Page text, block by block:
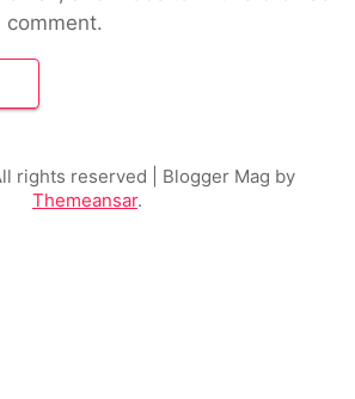
rights reserved | Blogger Mag by
Themeansar.